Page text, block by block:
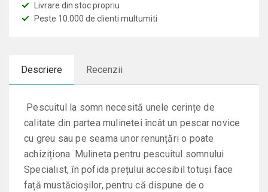
Livrare din stoc propriu
Peste 10.000 de clienti multumiti
Descriere Recenzii
Pescuitul la somn necesită unele cerințe de
calitate din partea mulinetei încât un pescar novice
cu greu sau pe seama unor renunțări o poate
achiziționa. Mulineta pentru pescuitul somnului
Specialist, în pofida prețului accesibil totuși face
față mustăcioșilor, pentru că dispune de o